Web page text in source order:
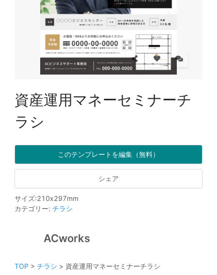
資産運用マネーセミナーチ
ラシ
このテンプレートを編集（無料）
シェア
サイズ:210x297mm
カテゴリー: チラシ
ACworks
TOP > チラシ > 資産運用マネーセミナーチラシ